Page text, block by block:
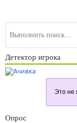
Детектор игрока
Это не
Опрос